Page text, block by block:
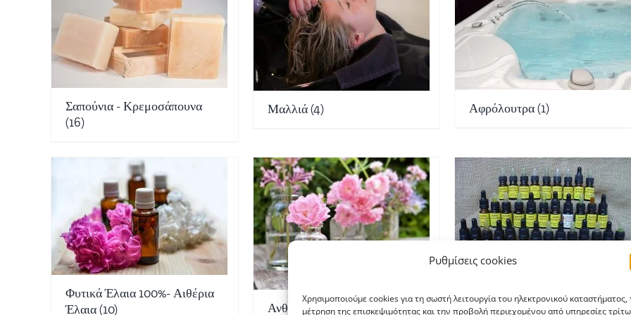
Ρυθμίσεις cookies
Χρησιμοποιούμε cookies για τη σωστή λειτουργία του ηλεκτρονικού καταστήματος,
μέτρηση της επισκεψιμότητας και την προβολή περιεχομένου από υπηρεσίες
Σαπούνια - Κρεμοσάπουνα
(16)
Μαλλιά(4) Αφρόλουτρα(1)
Φυτικά Έλαια 100%- Αιθέρια
Έλαια(10) Ανθόνερα(4) Βάμματα(2)